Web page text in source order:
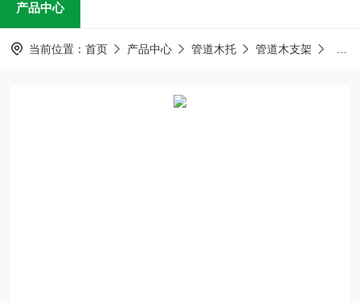
在线留言
产品中心
当前位置： 首页 产品中心 管道木托 管道木支架